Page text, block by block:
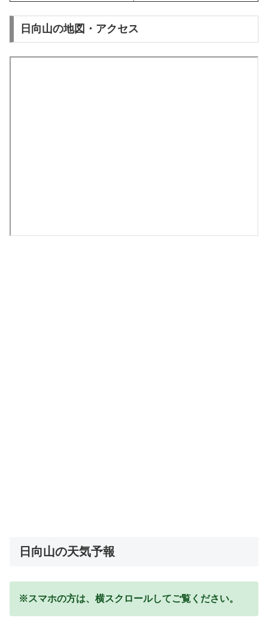
日向山の地図・アクセス
日向山の天気予報
※スマホの方は、横スクロールしてご覧ください。